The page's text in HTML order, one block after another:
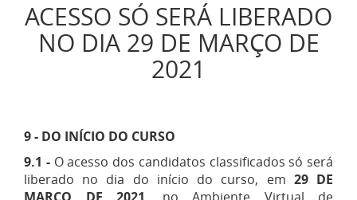
ACESSO SÓ SERÁ LIBERADO
NO DIA 29 DE MARÇO DE
2021
9 - DO INÍCIO DO CURSO
9.1 - O acesso dos candidatos classificados só será
liberado no dia do início do curso, em 29 DE